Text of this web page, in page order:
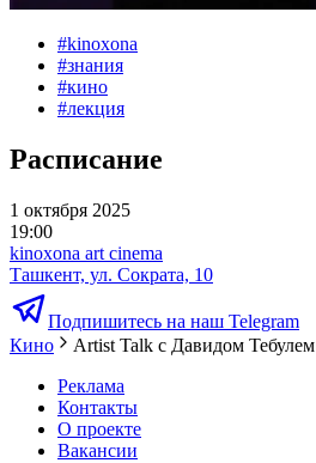
#kinoxona
#знания
#кино
#лекция
Расписание
1 октября 2025
19:00
kinoxona art cinema
Ташкент, ул. Сократа, 10
Подпишитесь на наш Telegram
Кино
Artist Talk с Давидом Тебулем
Реклама
Контакты
О проекте
Вакансии